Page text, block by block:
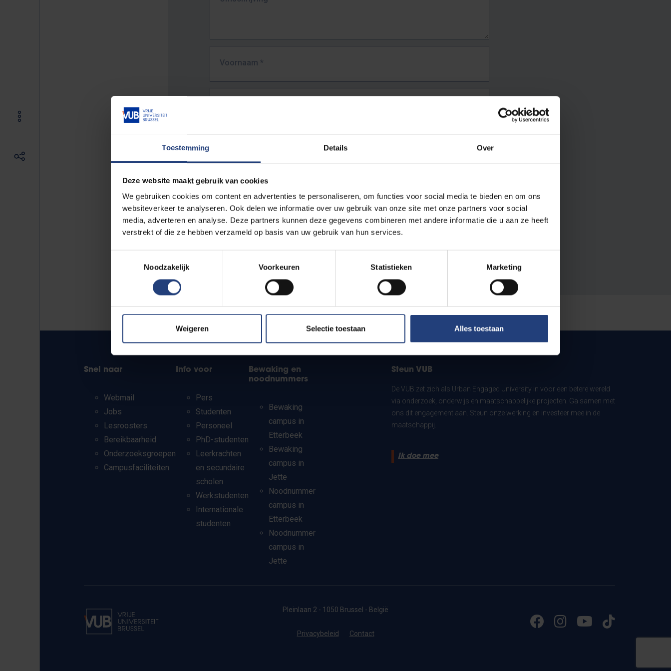
Toestemming Details Over
Deze website maakt gebruik van cookies
We gebruiken cookies om content en advertenties te personaliseren, om functies voor social media te bieden en om ons
websiteverkeer te analyseren. Ook delen we informatie over uw gebruik van onze site met onze partners voor social
media, adverteren en analyse. Deze partners kunnen deze gegevens combineren met andere informatie die u aan ze heeft
verstrekt of die ze hebben verzameld op basis van uw gebruik van hun services.
Noodzakelijk
Voorkeuren Statistieken Marketing
Weigeren Selectie toestaan Alles toestaan
Voornaam *
URL*
De volledige URL van de pagina waar je de fout zag.
Bv. https://www.vub.be/nl/studeren-aan-de-vub/alle-opleidingen
Snel naar
Webmail
Jobs
Lesroosters
Bereikbaarheid
Onderzoeksgroepen
Campusfaciliteiten
Info voor
Pers
Studenten
Personeel
PhD-studenten
Leerkrachten
en secundaire
scholen
Werkstudenten
Internationale
studenten
Bewaking en
noodnummers
Bewaking
campus in
Etterbeek
Bewaking
campus in
Jette
Noodnummer
campus in
Etterbeek
Noodnummer
campus in
Jette
Steun VUB
De VUB zet zich als Urban Engaged University in voor een betere wereld
via onderzoek, onderwijs en maatschappelijke projecten. Ga samen met
ons dit engagement aan. Steun onze werking en investeer mee in de
maatschappij.
Ik doe mee
Pleinlaan 2 - 1050 Brussel - België
Privacybeleid Contact